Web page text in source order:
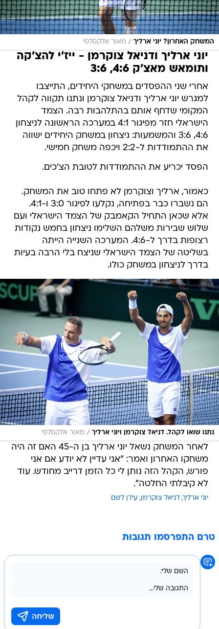
המשחק האחרון? יוני ארליך / מאור אלקסלסי
יוני ארליך ודניאל צוקרמן - ייז'י להצ'קה
ותומאש מאצ'ק 4:6, 3:6
אחרי שני ההפסדים במשחקי היחידים, התייצבו
למגרש יוני ארליך ודניאל צוקרמן ונתנו תקווה לקהל
המקומי שדחף אותם בהתלהבות רבה. הצמד
הישראלי חזר מפיגור 4:1 במערכה הראשונה לניצחון
4:6, 3:6 והמשמעות: ניצחון במשחק היחידים ישווה
את ההתמודדות ל-2:2 ויכפה משחק חמישי.
הפסד יכריע את ההתמודדות לטובת הצ'כים.
כאמור, ארליך וצוקרמן לא פתחו טוב את המשחק.
הם נשברו כבר בפתיחה, נקלעו לפיגור 3:0 ו-4:1.
אלא שכאן התחיל הקאמבק של הצמד הישראלי ועם
שלוש שבירות משלהם השלימו ניצחון בחמש נקודות
רצופות בדרך ל-4:6. המערכה השנייה הייתה
בשליטה של הצמד הישראלי שניצח בלי הרבה בעיות
בדרך לניצחון במשחק כולו.
נתנו שואו לקהל. דניאל צוקרמן ויוני ארליך / מאור אלקסלסי
לאחר המשחק נשאל יוני ארליך בן ה-45 האם זה היה
משחקו האחרון ואמר: "אני עדיין לא יודע אם אני
פורש, הקהל הזה נותן לי כל הזמן דרייב מחודש. עוד
לא קיבלתי החלטה".
יוני ארליך דניאל צוקרמן עידן לשם
טרם התפרסמו תגובות